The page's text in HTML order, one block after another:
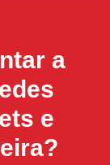
a
e
?